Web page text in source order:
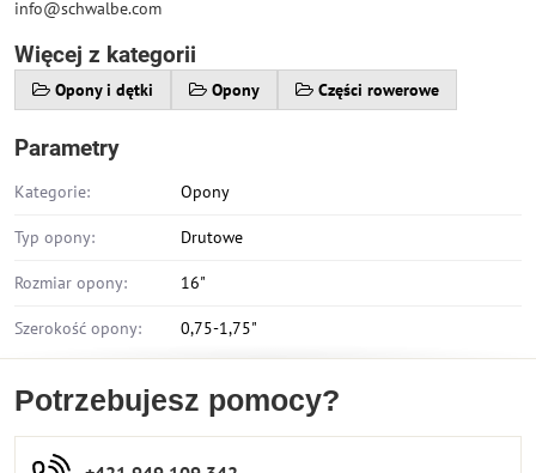
info@schwalbe.com
Więcej z kategorii
Opony i dętki Opony Części rowerowe
Parametry
Kategorie: Opony
Typ opony: Drutowe
Rozmiar opony: 16"
Szerokość opony: 0,75-1,75"
Potrzebujesz pomocy?